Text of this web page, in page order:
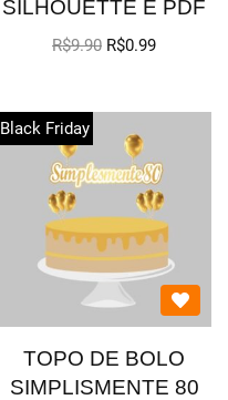
SILHOUETTE E PDF
R$9.90 R$0.99
Black Friday
TOPO DE BOLO
SIMPLISMENTE 80